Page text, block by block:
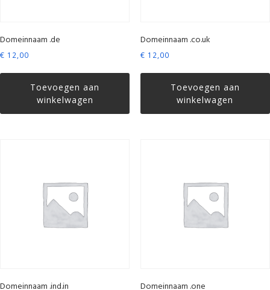
Domeinnaam .de
€ 12,00
Toevoegen aan
winkelwagen
Domeinnaam .co.uk
€ 12,00
Toevoegen aan
winkelwagen
Domeinnaam .ind.in Domeinnaam .one